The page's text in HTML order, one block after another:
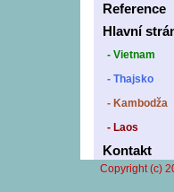
Reference
Hlavní
- Vietnam
- Thajsko
- Kambodža
- Laos
Kontakt
Copyright (c)